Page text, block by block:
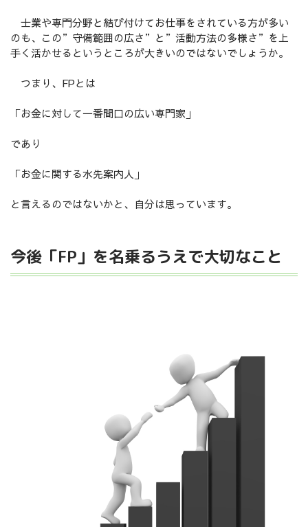
士業や専門分野と結び付けてお仕事をされている方が多い
のも、この”守備範囲の広さ”と”活動方法の多様さ”を上
手く活かせるというところが大きいのではないでしょうか。
つまり、FPとは
「お金に対して一番間口の広い専門家」
であり
「お金に関する水先案内人」
と言えるのではないかと、自分は思っています。
今後「FP」を名乗るうえで大切なこと